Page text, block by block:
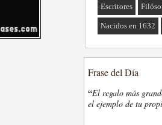
Escritores
Nacidos en 1632
Frase del Día
“El regalo más
el ejemplo de tu